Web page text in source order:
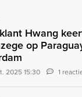
Hwang
op
2025 15:30 1